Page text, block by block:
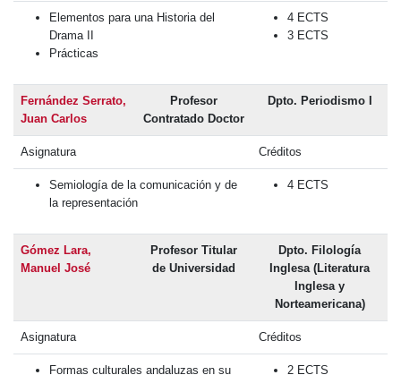
Elementos para una Historia del
Drama II
Prácticas
4 ECTS
3 ECTS
Fernández Serrato,
Juan Carlos
Profesor
Contratado Doctor
Dpto. Periodismo I
Asignatura Créditos
Semiología de la comunicación y de
la representación
4 ECTS
Gómez Lara,
Manuel José
Profesor Titular
de Universidad
Dpto. Filología
Inglesa (Literatura
Inglesa y
Norteamericana)
Asignatura Créditos
Formas culturales andaluzas en su 2 ECTS